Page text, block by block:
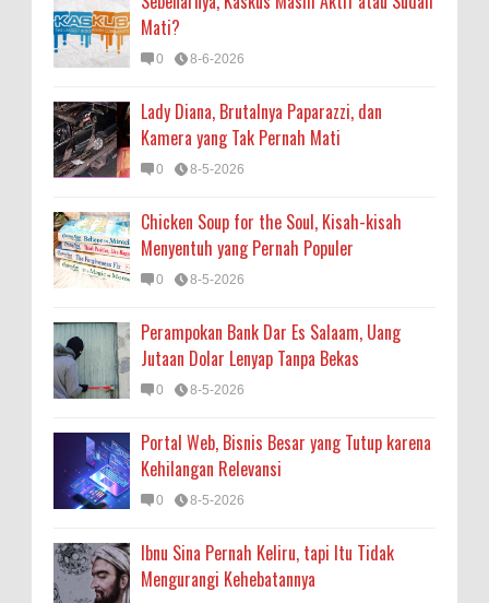
Mati?
0 8-6-2026
Lady Diana, Brutalnya Paparazzi, dan
Kamera yang Tak Pernah Mati
0 8-5-2026
Chicken Soup for the Soul, Kisah-kisah
Menyentuh yang Pernah Populer
0 8-5-2026
Perampokan Bank Dar Es Salaam, Uang
Jutaan Dolar Lenyap Tanpa Bekas
0 8-5-2026
Portal Web, Bisnis Besar yang Tutup karena
Kehilangan Relevansi
0 8-5-2026
Ibnu Sina Pernah Keliru, tapi Itu Tidak
Mengurangi Kehebatannya